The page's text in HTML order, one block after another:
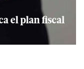
el plan fiscal